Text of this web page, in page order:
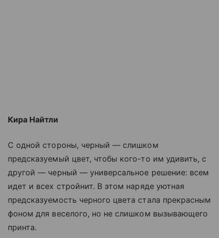
Кира Найтли
С одной стороны, черный — слишком
предсказуемый цвет, чтобы кого-то им удивить, с
другой — черный — универсальное решение: всем
идет и всех стройнит. В этом наряде уютная
предсказуемость черного цвета стала прекрасным
фоном для веселого, но не слишком вызывающего
принта.